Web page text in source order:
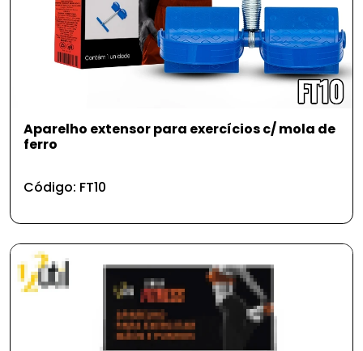
Aparelho extensor para exercícios c/ mola de
ferro
Código: FT10